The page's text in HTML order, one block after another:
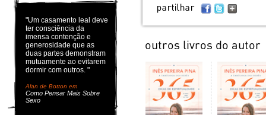
"Um casamento leal deve
ter consciência da
imensa contenção e
generosidade que as
duas partes demonstram
mutuamente ao evitarem
dormir com outros. "
Alan de Botton em
Como Pensar Mais Sobre
Sexo